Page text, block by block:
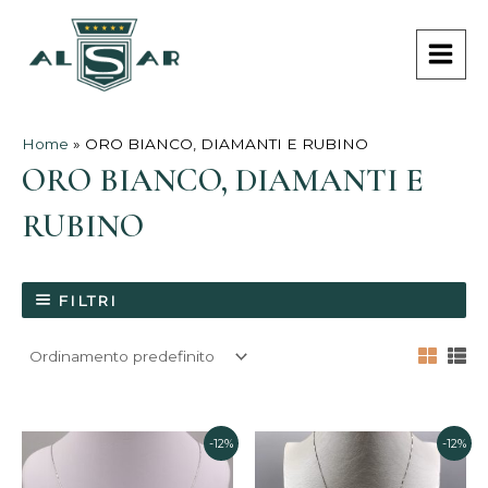
contenuto
Home » ORO BIANCO, DIAMANTI E RUBINO
ORO BIANCO, DIAMANTI E
RUBINO
FILTRI
-12%
Il
prezzo
-12%
Il
prezzo
Il
prezzo